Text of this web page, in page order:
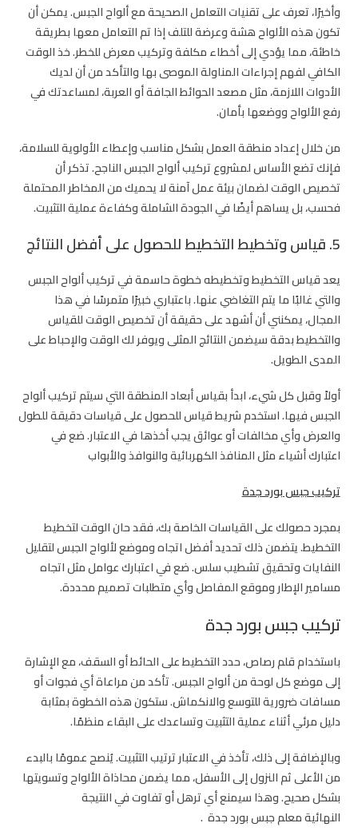
وأخيرًا، تعرف على تقنيات التعامل الصحيحة مع ألواح الجبس. يمكن أن
تكون هذه الألواح هشة وعرضة للتلف إذا تم التعامل معها بطريقة
خاطئة، مما يؤدي إلى أخطاء مكلفة وتركيب معرض للخطر. خذ الوقت
الكافي لفهم إجراءات المناولة الموصى بها والتأكد من أن لديك
الأدوات اللازمة، مثل مصعد الحوائط الجافة أو العربة، لمساعدتك في
رفع الألواح ووضعها بأمان.
من خلال إعداد منطقة العمل بشكل مناسب وإعطاء الأولوية للسلامة،
فإنك تضع الأساس لمشروع تركيب ألواح الجبس الناجح. تذكر أن
تخصيص الوقت لضمان بيئة عمل آمنة لا يحميك من المخاطر المحتملة
فحسب، بل يساهم أيضًا في الجودة الشاملة وكفاءة عملية التثبيت.
5. قياس وتخطيط التخطيط للحصول على أفضل النتائج
يعد قياس التخطيط وتخطيطه خطوة حاسمة في تركيب ألواح الجبس
والتي غالبًا ما يتم التغاضي عنها. باعتباري خبيرًا متمرسًا في هذا
المجال، يمكنني أن أشهد على حقيقة أن تخصيص الوقت للقياس
والتخطيط بدقة سيضمن النتائج المثلى ويوفر لك الوقت والإحباط على
المدى الطويل.
أولاً وقبل كل شيء، ابدأ بقياس أبعاد المنطقة التي سيتم تركيب ألواح
الجبس فيها. استخدم شريط قياس للحصول على قياسات دقيقة للطول
والعرض وأي مخالفات أو عوائق يجب أخذها في الاعتبار. ضع في
اعتبارك أشياء مثل المنافذ الكهربائية والنوافذ والأبواب
تركيب جبس بورد جدة
بمجرد حصولك على القياسات الخاصة بك، فقد حان الوقت لتخطيط
التخطيط. يتضمن ذلك تحديد أفضل اتجاه وموضع لألواح الجبس لتقليل
النفايات وتحقيق تشطيب سلس. ضع في اعتبارك عوامل مثل اتجاه
مسامير الإطار وموقع المفاصل وأي متطلبات تصميم محددة.
تركيب جبس بورد جدة
باستخدام قلم رصاص، حدد التخطيط على الحائط أو السقف، مع الإشارة
إلى موضع كل لوحة من ألواح الجبس. تأكد من مراعاة أي فجوات أو
مسافات ضرورية للتوسع والانكماش. ستكون هذه الخطوة بمثابة
دليل مرئي أثناء عملية التثبيت وتساعدك على البقاء منظمًا.
وبالإضافة إلى ذلك، تأخذ في الاعتبار ترتيب التثبيت. يُنصح عمومًا بالبدء
من الأعلى ثم النزول إلى الأسفل، مما يضمن محاذاة الألواح وتسويتها
بشكل صحيح. وهذا سيمنع أي ترهل أو تفاوت في النتيجة
النهائيةمعلم جبس بورد جدة .